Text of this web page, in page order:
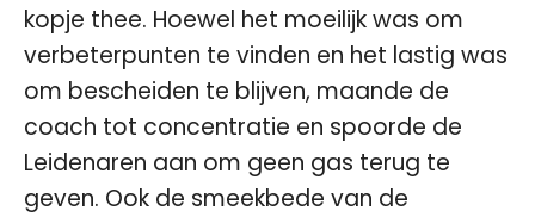
kopje thee. Hoewel het moeilijk was om
verbeterpunten te vinden en het lastig was
om bescheiden te blijven, maande de
coach tot concentratie en spoorde de
Leidenaren aan om geen gas terug te
geven. Ook de smeekbede van de